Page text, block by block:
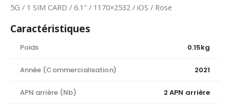
5G / 1 SIM CARD / 6.1″ / 1170×2532 / iOS / Rose
Caractéristiques
Poids 0.15kg
Année (Commercialisation) 2021
APN arrière (Nb) 2 APN arrière